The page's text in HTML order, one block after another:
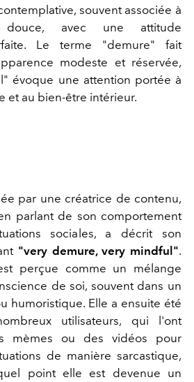
souvent associée à
douce, avec une attitude
Le terme "demure" fait
modeste et réservée,
évoque une attention portée à
et au bien-être intérieur.
par une créatrice de contenu,
parlant de son comportement
sociales, a décrit son
"very demure, very mindful".
perçue comme un mélange
de soi, souvent dans un
humoristique. Elle a ensuite été
utilisateurs, qui l'ont
mèmes ou des vidéos pour
de manière sarcastique,
point elle est devenue un